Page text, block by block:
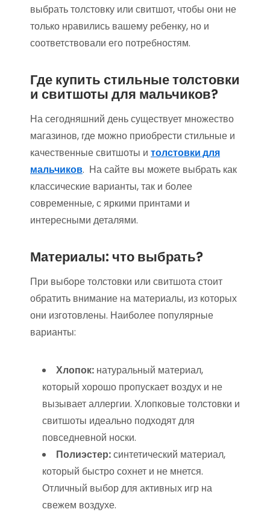
выбрать толстовку или свитшот, чтобы они не
только нравились вашему ребенку, но и
соответствовали его потребностям.
Где купить стильные толстовки
и свитшоты для мальчиков?
На сегодняшний день существует множество
магазинов, где можно приобрести стильные и
качественные свитшоты и толстовки для
мальчиков. На сайте вы можете выбрать как
классические варианты, так и более
современные, с яркими принтами и
интересными деталями.
Материалы: что выбрать?
При выборе толстовки или свитшота стоит
обратить внимание на материалы, из которых
они изготовлены. Наиболее популярные
варианты:
Хлопок: натуральный материал,
который хорошо пропускает воздух и не
вызывает аллергии. Хлопковые толстовки и
свитшоты идеально подходят для
повседневной носки.
Полиэстер:синтетический материал,
который быстро сохнет и не мнется.
Отличный выбор для активных игр на
свежем воздухе.